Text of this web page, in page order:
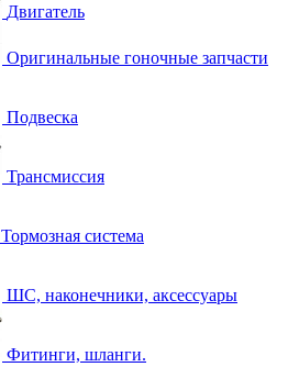
Двигатель
Оригинальные гоночные запчасти
Подвеска
Трансмиссия
Тормозная система
ШС, наконечники, аксессуары
Фитинги, шланги.